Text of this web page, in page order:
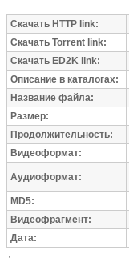
Скачать HTTP link:
Скачать Torrent link:
Скачать ED2K link:
Описание в каталогах:
Название файла:
Размер:
Продолжительность:
Видеоформат:
Аудиоформат:
MD5:
Видеофрагмент:
Дата: